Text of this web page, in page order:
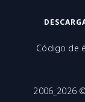
Código de
2006_2026